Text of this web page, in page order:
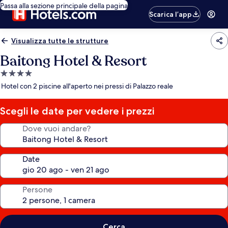
Passa alla sezione principale della pagina
Scarica l’app
Visualizza tutte le strutture
Baitong Hotel & Resort
Struttura
a
stelle
Hotel con 2 piscine all'aperto nei pressi di Palazzo reale
Scegli le date per vedere i prezzi
Dove vuoi andare?
Date
Persone